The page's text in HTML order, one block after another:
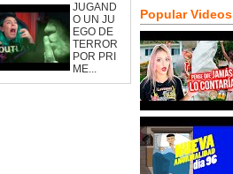
JUGAND
O UN JU
EGO DE
TERROR
POR PRI
ME...
Popular Videos